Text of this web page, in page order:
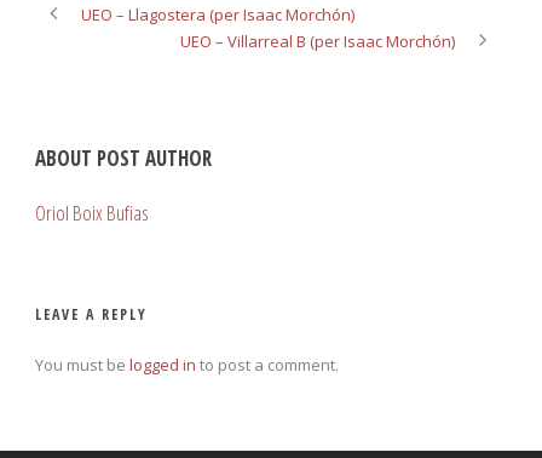
UEO – Llagostera (per Isaac Morchón)
UEO – Villarreal B (per Isaac Morchón)
ABOUT POST AUTHOR
Oriol Boix Bufias
LEAVE A REPLY
You must be logged in to post a comment.